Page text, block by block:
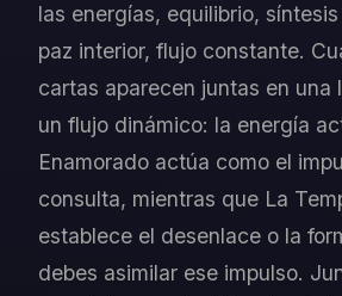
las energías, equilibrio,
paz interior, flujo constante.
cartas aparecen juntas en una
un flujo dinámico: la energía
Enamorado actúa como el
consulta, mientras que La
establece el desenlace o la
debes asimilar ese impulso.